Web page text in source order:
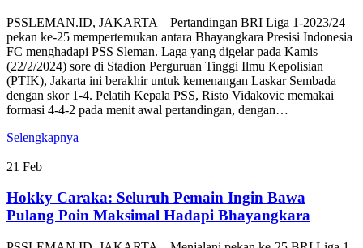
PSSLEMAN.ID, JAKARTA – Pertandingan BRI Liga 1-2023/24
pekan ke-25 mempertemukan antara Bhayangkara Presisi Indonesia
FC menghadapi PSS Sleman. Laga yang digelar pada Kamis
(22/2/2024) sore di Stadion Perguruan Tinggi Ilmu Kepolisian
(PTIK), Jakarta ini berakhir untuk kemenangan Laskar Sembada
dengan skor 1-4. Pelatih Kepala PSS, Risto Vidakovic memakai
formasi 4-4-2 pada menit awal pertandingan, dengan…
Selengkapnya
21 Feb
Hokky Caraka: Seluruh Pemain Ingin Bawa
Pulang Poin Maksimal Hadapi Bhayangkara